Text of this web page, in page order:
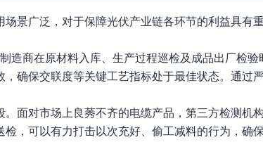
景广泛，对于保障光伏产业链各环节的利益具有
造商在原材料入库、生产过程巡检及成品出厂检验
确保交联度等关键工艺指标处于最佳状态。通过
面对市场上良莠不齐的电缆产品，第三方检测机
，可以有力打击以次充好、偷工减料的行为，确